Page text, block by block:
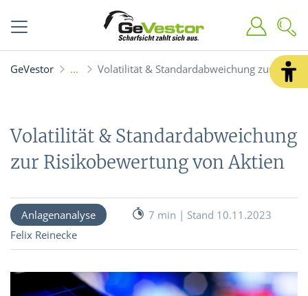
GeVestor Volatilität & Standardabweichung zur
Volatilität & Standardabweichung
zur Risikobewertung von Aktien
Anlagenanalyse
7 min | Stand 10.11.2023
Felix Reinecke